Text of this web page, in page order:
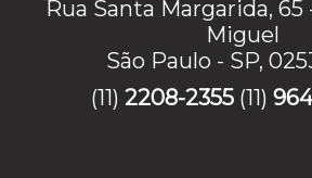
Rua Santa Margarida, 65
Miguel
São Paulo - SP,
(11) 2208-2355 (11)